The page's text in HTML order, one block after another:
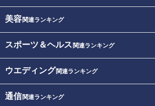
美容関連ランキング
スポーツ＆ヘルス 関連ランキング
ウエディング関連ランキング
通信関連ランキング